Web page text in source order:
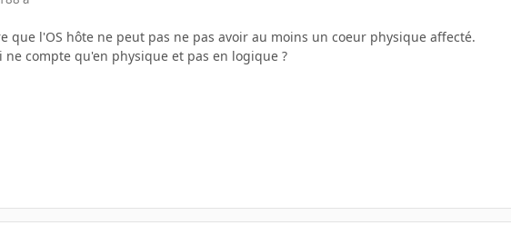
que l'OS hôte ne peut pas ne pas avoir au moins un coeur physique affecté.
ne compte qu'en physique et pas en logique ?